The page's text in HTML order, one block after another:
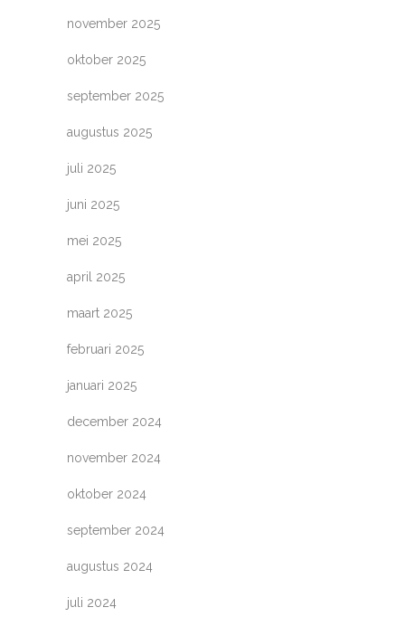
november 2025
oktober 2025
september 2025
augustus 2025
juli 2025
juni 2025
mei 2025
april 2025
maart 2025
februari 2025
januari 2025
december 2024
november 2024
oktober 2024
september 2024
augustus 2024
juli 2024